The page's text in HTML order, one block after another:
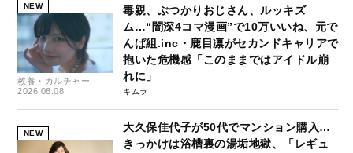
NEW
教養・カルチャー
2026.08.08
毒親、ぶつかりおじさん、ルッキズ
ム…“闇深4コマ漫画”で10万いいね、元で
んぱ組.inc・鹿目凛がセカンドキャリアで
抱いた危機感「このままではアイドル崩
れに」
キムラ
NEW
大久保佳代子が50代でマンション購入…
きっかけは浴槽裏の湯垢地獄、「レギュ